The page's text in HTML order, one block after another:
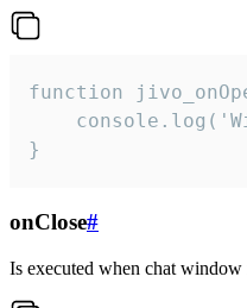
function
}
onClose#
Is executed when chat